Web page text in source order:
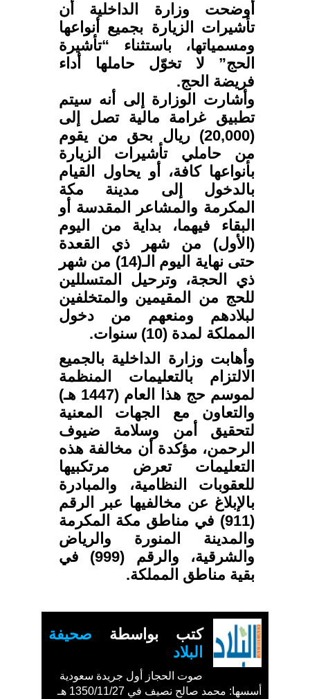
أوضحت وزارة الداخلية أن
تأشيرات الزيارة بجميع أنواعها
ومسمياتها، باستثناء “تأشيرة
الحج” لا تخوّل حاملها أداء
فريضة الحج.
وأشارت الوزارة إلى أنه سيتم
تطبيق غرامة مالية تصل إلى
(20,000) ريال بحق من يقوم
من حاملي تأشيرات الزيارة
بأنواعها كافة، أو يحاول القيام
بالدخول إلى مدينة مكة
المكرمة والمشاعر المقدسة أو
البقاء فيهما، بداية من اليوم
(الأول) من شهر ذي القعدة
حتى نهاية اليوم الـ(14) من شهر
ذي الحجة، وترحيل المتسللين
للحج من المقيمين والمتخلفين
لبلادهم ومنعهم من دخول
المملكة لمدة (10) سنوات.
وأهابت وزارة الداخلية بالجميع
الالتزام بالتعليمات المنظمة
لموسم حج هذا العام (1447 هـ)
والتعاون مع الجهات المعنية
لتحقيق أمن وسلامة ضيوف
الرحمن، مؤكدة أن مخالفة هذه
التعليمات تعرض مرتكبيها
للعقوبات النظامية، والمبادرة
بالإبلاغ عن مخالفيها عبر الرقم
(911) في مناطق مكة المكرمة
والمدينة المنورة والرياض
والشرقية، والرقم (999) في
بقية مناطق المملكة.
كتب بواسطة صحيفة
البلاد
صوت الحجاز أول جريدة سعودية
أسسها: محمد صالح نصيف في 1350/11/27 هـ